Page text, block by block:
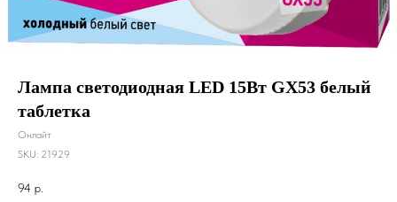
Лампа светодиодная LED 15Вт GX53 белый
таблетка
Онлайт
SKU: 21929
94 р.